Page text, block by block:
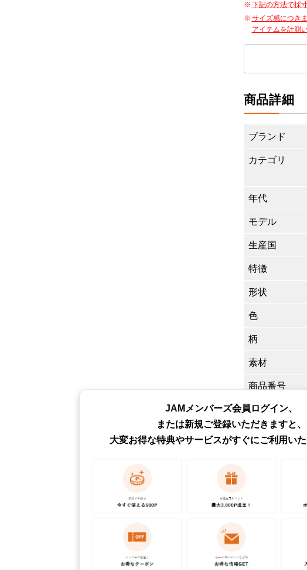
下記の方法で採
サイズ感につき
アイテムを計測
商品詳細
ブランド
カテゴリ
年代
モデル
生産国
特徴
形状
色
柄
素材
商品番号
取扱店
お問い合
この商品に関
ください。各
予めご了承く
JAMメンバーズ会員ログイン、
または新規ご登録いただきますと、
大変お得な特典やサービスがすぐにご利用いた